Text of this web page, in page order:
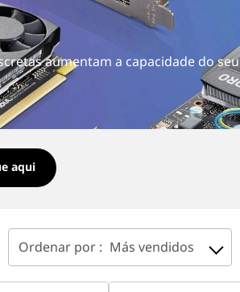
aumentam a capacidade do seu
aqui
Ordenar por : Más vendidos